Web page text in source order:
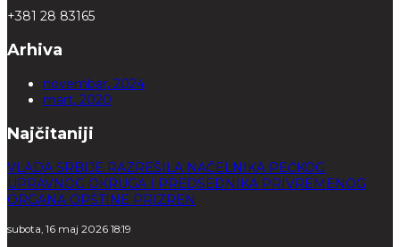
+381 28 83165
Arhiva
novembar, 2024
mart, 2020
Najčitaniji
VLADA SRBIJE RAZREŠILA NAČELNIKA PEĆKOG
UPRAVNOG OKRUGA I PREDSEDNIKA PRIVREMENOG
ORGANA OPŠTINE PRIZREN
subota, 16 maj 2026 18:19